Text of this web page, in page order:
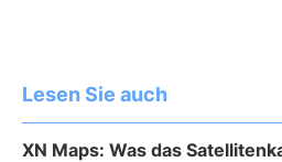
Lesen Sie auch
XN Maps: Was das